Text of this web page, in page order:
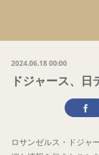
2024.06.18 00:00
ドジャース、日
ロサンゼルス・ドジャ